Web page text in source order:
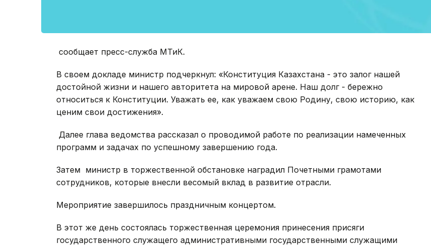
сообщает пресс-служба МТиК.
В своем докладе министр подчеркнул: «Конституция Казахстана - это залог нашей
достойной жизни и нашего авторитета на мировой арене. Наш долг - бережно
относиться к Конституции. Уважать ее, как уважаем свою Родину, свою историю, как
ценим свои достижения».
Далее глава ведомства рассказал о проводимой работе по реализации намеченных
программ и задачах по успешному завершению года.
Затем министр в торжественной обстановке наградил Почетными грамотами
сотрудников, которые внесли весомый вклад в развитие отрасли.
Мероприятие завершилось праздничным концертом.
В этот же день состоялась торжественная церемония принесения присяги
государственного служащего административными государственными служащими